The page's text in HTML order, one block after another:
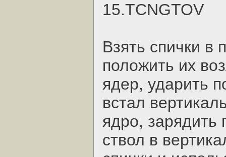
15.TCNGTOV
Взять спички в
положить их
ядер, ударить
встал
ядро, зарядить
ствол в